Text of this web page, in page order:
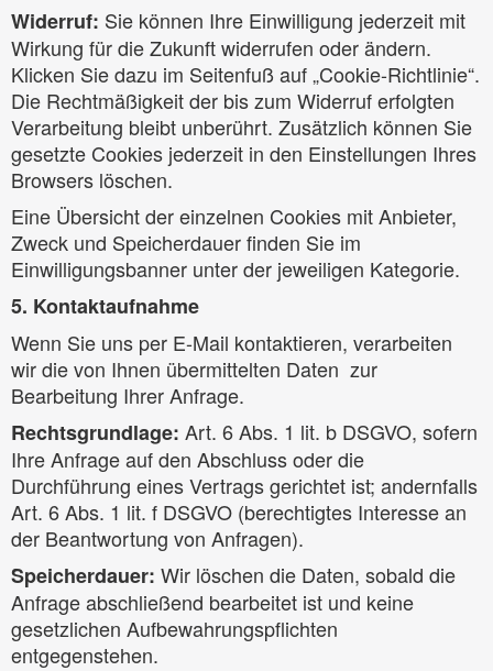
Widerruf: Sie können Ihre Einwilligung jederzeit mit
Wirkung für die Zukunft widerrufen oder ändern.
Klicken Sie dazu im Seitenfuß auf „Cookie-Richtlinie“.
Die Rechtmäßigkeit der bis zum Widerruf erfolgten
Verarbeitung bleibt unberührt. Zusätzlich können Sie
gesetzte Cookies jederzeit in den Einstellungen Ihres
Browsers löschen.
Eine Übersicht der einzelnen Cookies mit Anbieter,
Zweck und Speicherdauer finden Sie im
Einwilligungsbanner unter der jeweiligen Kategorie.
5. Kontaktaufnahme
Wenn Sie uns per E-Mail kontaktieren, verarbeiten
wir die von Ihnen übermittelten Daten zur
Bearbeitung Ihrer Anfrage.
Rechtsgrundlage: Art. 6 Abs. 1 lit. b DSGVO, sofern
Ihre Anfrage auf den Abschluss oder die
Durchführung eines Vertrags gerichtet ist; andernfalls
Art. 6 Abs. 1 lit. f DSGVO (berechtigtes Interesse an
der Beantwortung von Anfragen).
Speicherdauer: Wir löschen die Daten, sobald die
Anfrage abschließend bearbeitet ist und keine
gesetzlichen Aufbewahrungspflichten
entgegenstehen.